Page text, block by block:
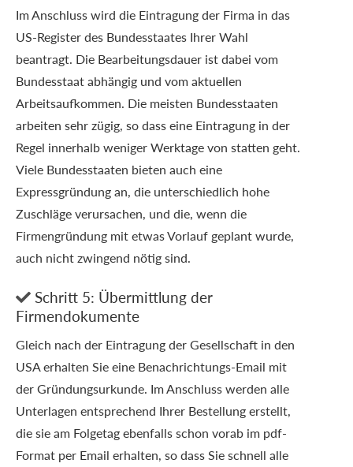
Im Anschluss wird die Eintragung der Firma in das
US-Register des Bundesstaates Ihrer Wahl
beantragt. Die Bearbeitungsdauer ist dabei vom
Bundesstaat abhängig und vom aktuellen
Arbeitsaufkommen. Die meisten Bundesstaaten
arbeiten sehr zügig, so dass eine Eintragung in der
Regel innerhalb weniger Werktage von statten geht.
Viele Bundesstaaten bieten auch eine
Expressgründung an, die unterschiedlich hohe
Zuschläge verursachen, und die, wenn die
Firmengründung mit etwas Vorlauf geplant wurde,
auch nicht zwingend nötig sind.
 Schritt 5: Übermittlung der
Firmendokumente
Gleich nach der Eintragung der Gesellschaft in den
USA erhalten Sie eine Benachrichtungs-Email mit
der Gründungsurkunde. Im Anschluss werden alle
Unterlagen entsprechend Ihrer Bestellung erstellt,
die sie am Folgetag ebenfalls schon vorab im pdf-
Format per Email erhalten, so dass Sie schnell alle